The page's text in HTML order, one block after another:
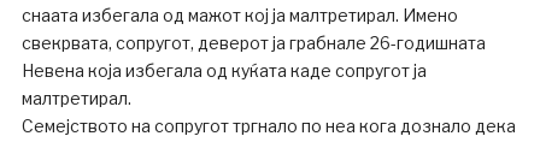
снаата избегала од мажот кој ја малтретирал. Имено
свекрвата, сопругот, деверот ја грабнале 26-годишната
Невена која избегала од куќата каде сопругот ја
малтретирал.
Семејството на сопругот тргнало по неа кога дознало дека